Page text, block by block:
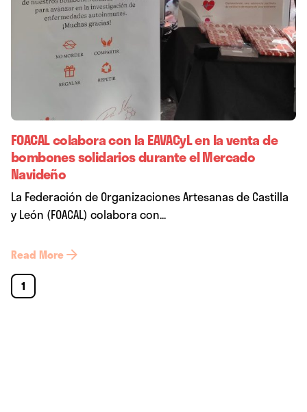
FOACAL colabora con la EAVACyL en la venta de
bombones solidarios durante el Mercado
Navideño
La Federación de Organizaciones Artesanas de Castilla
y León (FOACAL) colabora con...
Read More
1